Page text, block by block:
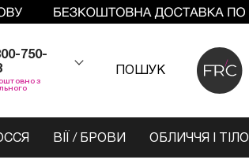
750-
З
ПОШУК
ВІЇ / БРОВИ ОБЛИЧЧЯ І ТІЛО